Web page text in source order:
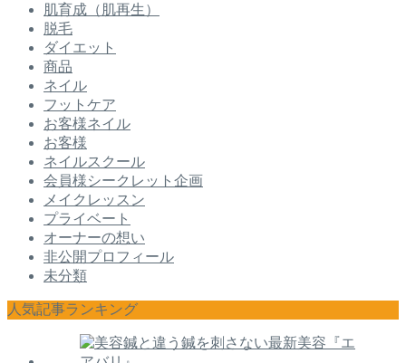
肌育成（肌再生）
脱毛
ダイエット
商品
ネイル
フットケア
お客様ネイル
お客様
ネイルスクール
会員様シークレット企画
メイクレッスン
プライベート
オーナーの想い
非公開プロフィール
未分類
人気記事ランキング